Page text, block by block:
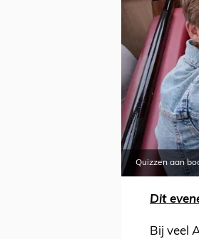
Quizzen aan
Dit
Bij veel